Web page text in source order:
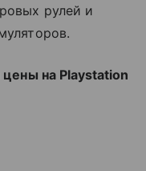
рулей и
на Playstation